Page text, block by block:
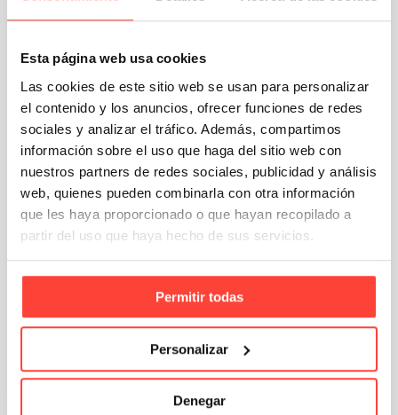
Esta página web usa cookies
Las cookies de este sitio web se usan para personalizar
el contenido y los anuncios, ofrecer funciones de redes
sociales y analizar el tráfico. Además, compartimos
información sobre el uso que haga del sitio web con
nuestros partners de redes sociales, publicidad y análisis
web, quienes pueden combinarla con otra información
que les haya proporcionado o que hayan recopilado a
partir del uso que haya hecho de sus servicios.
Permitir todas
Personalizar
Denegar
En Cajeando tenemos hasta tres
presentaciones: economic, extra y extraplus.
Todas ellas con diferente gramaje
La importancia del canal doble por su
gramaje